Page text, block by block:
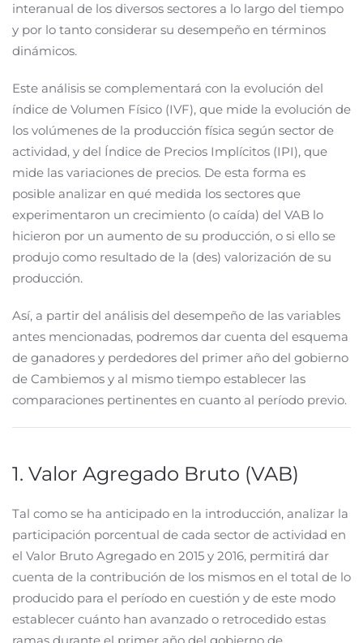
interanual de los diversos sectores a lo largo del tiempo
y por lo tanto considerar su desempeño en términos
dinámicos.
Este análisis se complementará con la evolución del
índice de Volumen Físico (IVF), que mide la evolución de
los volúmenes de la producción física según sector de
actividad, y del Índice de Precios Implícitos (IPI), que
mide las variaciones de precios. De esta forma es
posible analizar en qué medida los sectores que
experimentaron un crecimiento (o caída) del VAB lo
hicieron por un aumento de su producción, o si ello se
produjo como resultado de la (des) valorización de su
producción.
Así, a partir del análisis del desempeño de las variables
antes mencionadas, podremos dar cuenta del esquema
de ganadores y perdedores del primer año del gobierno
de Cambiemos y al mismo tiempo establecer las
comparaciones pertinentes en cuanto al período previo.
1. Valor Agregado Bruto (VAB)
Tal como se ha anticipado en la introducción, analizar la
participación porcentual de cada sector de actividad en
el Valor Bruto Agregado en 2015 y 2016, permitirá dar
cuenta de la contribución de los mismos en el total de lo
producido para el período en cuestión y de este modo
establecer cuánto han avanzado o retrocedido estas